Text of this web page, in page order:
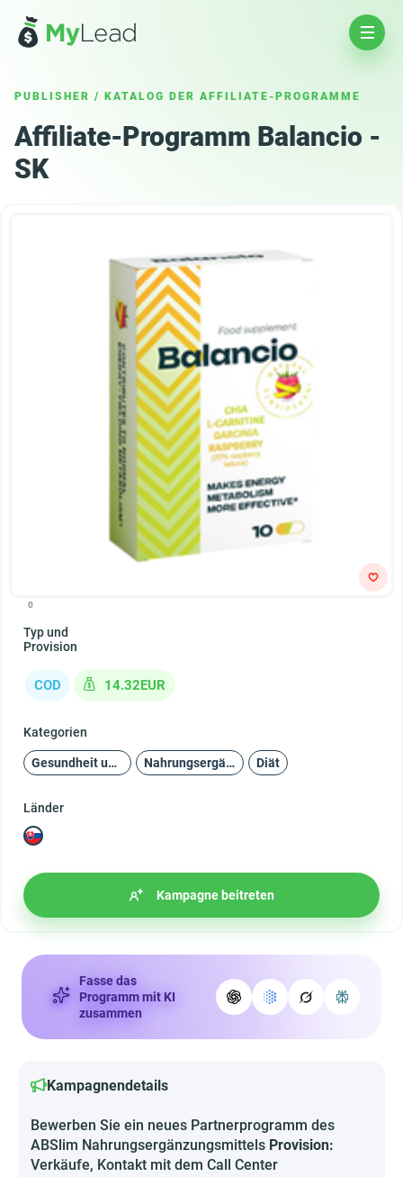
PUBLISHER / KATALOG DER AFFILIATE-PROGRAMME
Affiliate-Programm Balancio -
SK
0
Typ und
Provision
COD 14.32EUR
Kategorien
Gesundheit und Schönheit Nahrungsergänzungsmittel Diät
Länder
Kampagne beitreten
Fasse das
Programm mit KI
zusammen
Kampagnendetails
Bewerben Sie ein neues Partnerprogramm des
ABSlim Nahrungsergänzungsmittels Provision:
Verkäufe, Kontakt mit dem Call Center